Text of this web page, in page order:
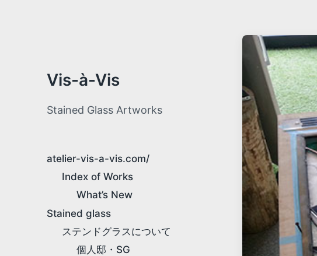
Vis-à-Vis
Stained Glass Artworks
atelier-vis-a-vis.com/
Index of Works
What’s New
Stained glass
ステンドグラスについて
個人邸・SG